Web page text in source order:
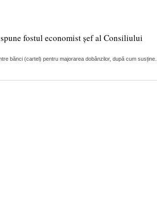
fostul economist șef al Consiliului
bănci (cartel) pentru majorarea dobânzilor, după cum susține...